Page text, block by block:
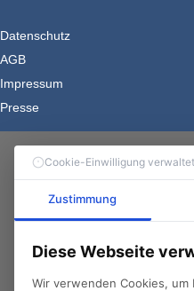
Datenschutz
AGB
Impressum
Presse
Cookie-Einwilligung
Zustimmung
Diese Webseite
Wir verwenden Cookies,